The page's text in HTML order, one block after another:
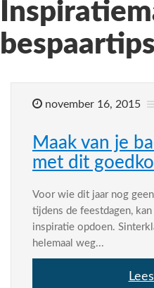
bespaartips
november 16, 2015
Maak van je
met dit
Voor wie dit jaar nog
tijdens de feestdagen,
inspiratie opdoen.
helemaal weg...